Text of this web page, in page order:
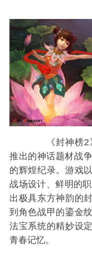
《封神榜2》
推出的神话题材战
的辉煌纪录。游戏
战场设计、鲜明的
出极具东方神韵的
到角色战甲的鎏金
法宝系统的精妙设
青春记忆。